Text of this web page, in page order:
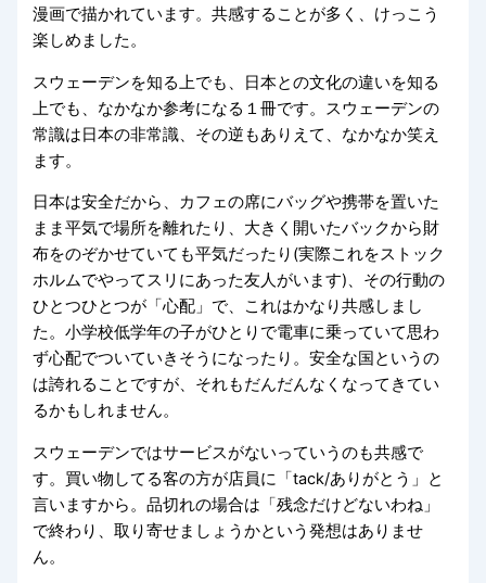
漫画で描かれています。共感することが多く、けっこう
楽しめました。
スウェーデンを知る上でも、日本との文化の違いを知る
上でも、なかなか参考になる１冊です。スウェーデンの
常識は日本の非常識、その逆もありえて、なかなか笑え
ます。
日本は安全だから、カフェの席にバッグや携帯を置いた
まま平気で場所を離れたり、大きく開いたバックから財
布をのぞかせていても平気だったり(実際これをストック
ホルムでやってスリにあった友人がいます)、その行動の
ひとつひとつが「心配」で、これはかなり共感しまし
た。小学校低学年の子がひとりで電車に乗っていて思わ
ず心配でついていきそうになったり。安全な国というの
は誇れることですが、それもだんだんなくなってきてい
るかもしれません。
スウェーデンではサービスがないっていうのも共感で
す。買い物してる客の方が店員に「tack/ありがとう」と
言いますから。品切れの場合は「残念だけどないわね」
で終わり、取り寄せましょうかという発想はありませ
ん。